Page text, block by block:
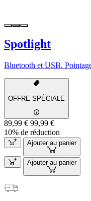
Spotlight
Bluetooth et USB.
OFFRE SPÉCIALE
89,99 € 99,99 €
10% de réduction
Ajouter au panier
Ajouter au panier